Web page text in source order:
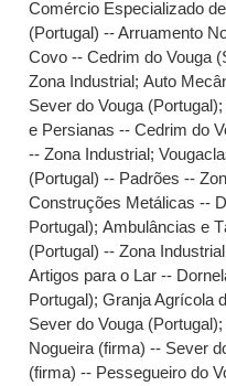
Comércio Especializado
(Portugal) -- Arruamento
Covo -- Cedrim do Vouga
Zona Industrial;Auto
Sever do Vouga (Portugal);
e Persianas -- Cedrim do
-- Zona Industrial;
(Portugal) -- Padrões --
Construções Metálicas --
Portugal);Ambulâncias e
(Portugal) -- Zona Industrial
Artigos para o Lar --
Portugal);Granja Agrícola
Sever do Vouga (Portugal);
Nogueira (firma) -- Sever
(firma) -- Pessegueiro do